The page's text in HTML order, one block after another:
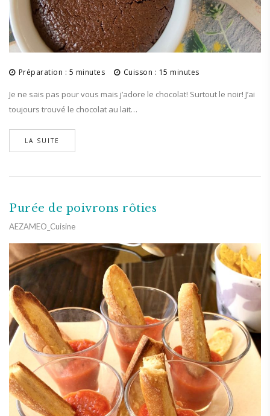
Préparation : 5 minutes Cuisson : 15 minutes
Je ne sais pas pour vous mais j’adore le chocolat! Surtout le noir! J’ai
toujours trouvé le chocolat au lait…
LA SUITE
Purée de poivrons rôties
AEZAMEO_Cuisine